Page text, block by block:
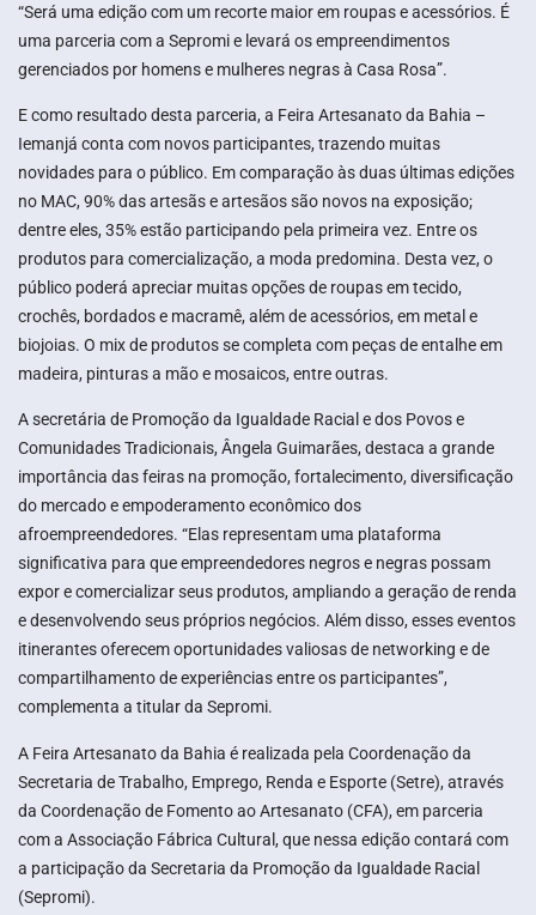
“Será uma edição com um recorte maior em roupas e acessórios. É
uma parceria com a Sepromi e levará os empreendimentos
gerenciados por homens e mulheres negras à Casa Rosa”.
E como resultado desta parceria, a Feira Artesanato da Bahia –
Iemanjá conta com novos participantes, trazendo muitas
novidades para o público. Em comparação às duas últimas edições
no MAC, 90% das artesãs e artesãos são novos na exposição;
dentre eles, 35% estão participando pela primeira vez. Entre os
produtos para comercialização, a moda predomina. Desta vez, o
público poderá apreciar muitas opções de roupas em tecido,
crochês, bordados e macramê, além de acessórios, em metal e
biojoias. O mix de produtos se completa com peças de entalhe em
madeira, pinturas a mão e mosaicos, entre outras.
A secretária de Promoção da Igualdade Racial e dos Povos e
Comunidades Tradicionais, Ângela Guimarães, destaca a grande
importância das feiras na promoção, fortalecimento, diversificação
do mercado e empoderamento econômico dos
afroempreendedores. “Elas representam uma plataforma
significativa para que empreendedores negros e negras possam
expor e comercializar seus produtos, ampliando a geração de renda
e desenvolvendo seus próprios negócios. Além disso, esses eventos
itinerantes oferecem oportunidades valiosas de networking e de
compartilhamento de experiências entre os participantes”,
complementa a titular da Sepromi.
A Feira Artesanato da Bahia é realizada pela Coordenação da
Secretaria de Trabalho, Emprego, Renda e Esporte (Setre), através
da Coordenação de Fomento ao Artesanato (CFA), em parceria
com a Associação Fábrica Cultural, que nessa edição contará com
a participação da Secretaria da Promoção da Igualdade Racial
(Sepromi).